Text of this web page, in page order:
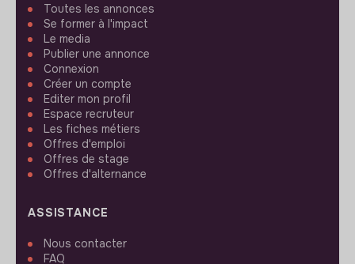
Toutes les annonces
Se former à l'impact
Le media
Publier une annonce
Connexion
Créer un compte
Editer mon profil
Espace recruteur
Les fiches métiers
Offres d'emploi
Offres de stage
Offres d'alternance
ASSISTANCE
Nous contacter
FAQ